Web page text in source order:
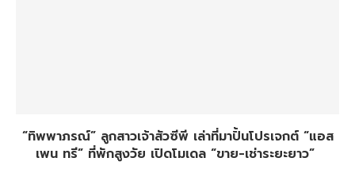
“ทิพพาภรณ์” ลูกสาวเจ้าสัวซีพี เล่าที่มาปั้นโปรเจกต์ “แอส
เพน ทรี” ที่พักสูงวัย เปิดโมเดล “ขาย-เช่าระยะยาว”